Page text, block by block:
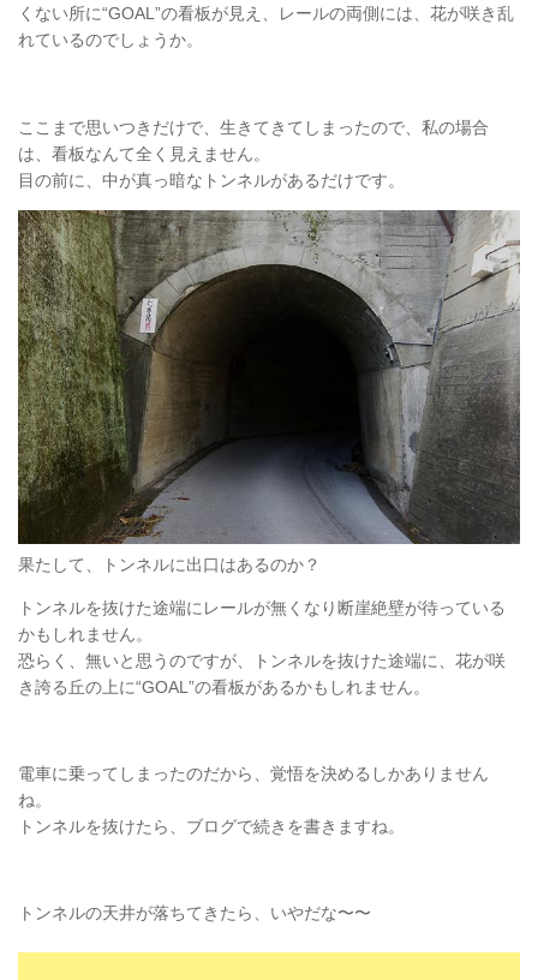
くない所に“GOAL”の看板が見え、レールの両側には、花が咲き乱
れているのでしょうか。
ここまで思いつきだけで、生きてきてしまったので、私の場合
は、看板なんて全く見えません。
目の前に、中が真っ暗なトンネルがあるだけです。
果たして、トンネルに出口はあるのか？
トンネルを抜けた途端にレールが無くなり断崖絶壁が待っている
かもしれません。
恐らく、無いと思うのですが、トンネルを抜けた途端に、花が咲
き誇る丘の上に“GOAL”の看板があるかもしれません。
電車に乗ってしまったのだから、覚悟を決めるしかありません
ね。
トンネルを抜けたら、ブログで続きを書きますね。
トンネルの天井が落ちてきたら、いやだな〜〜